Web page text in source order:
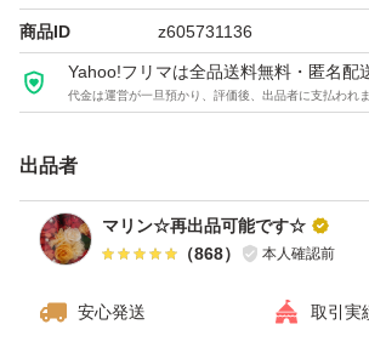
ご容赦ください。
価格の相談は不可でお願いしますm(_
リピーター様お値引きあり
購入前に質問よりお問い合わせ下さい
商品ID z605731136
Yahoo!フリマは全品送料無料・匿名配
代金は運営が一旦預かり、評価後、出品者に支払われ
出品者
マリン☆再出品可能です☆
（868） 本人確認前
安心発送 取引実